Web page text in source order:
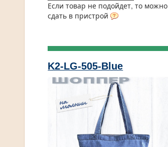
Если товар не подойдет, то можно
сдать в пристрой
K2-LG-505-Blue